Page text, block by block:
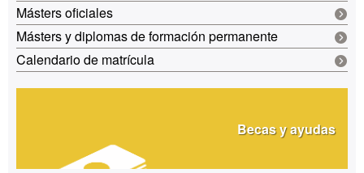
Másters oficiales
Másters y diplomas de formación permanente
Calendario de matrícula
Becas y ayudas